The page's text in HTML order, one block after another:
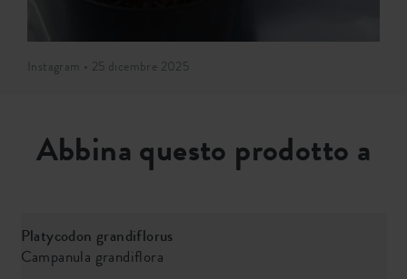
Instagram • 25 dicembre 2025
Abbina questo prodotto a
Platycodon grandiflorus
Campanula grandiflora